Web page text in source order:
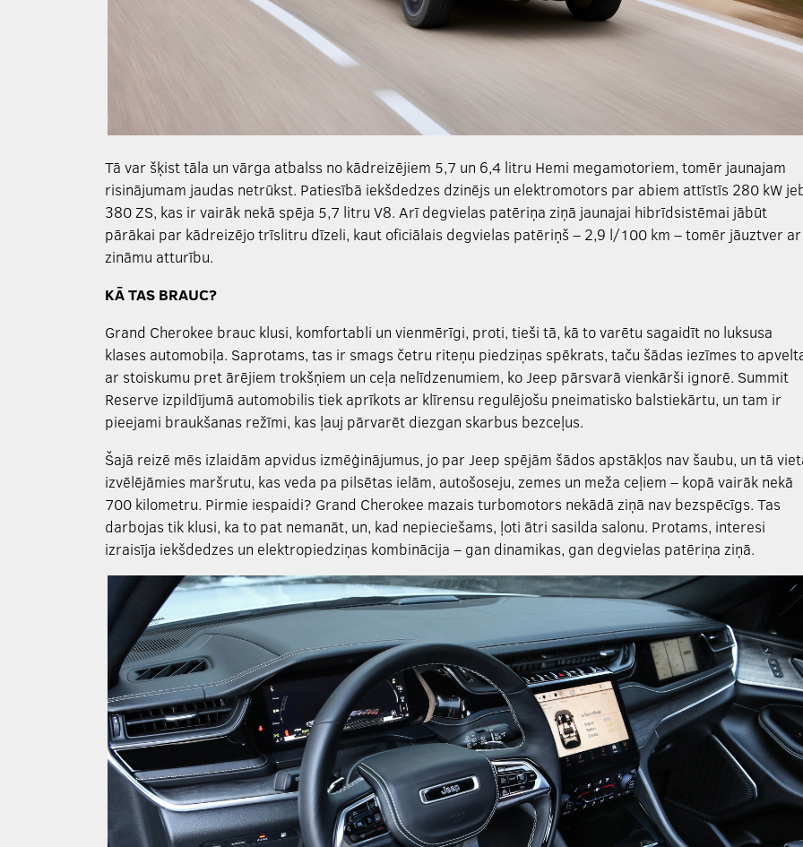
Tā var šķist tāla un vārga atbalss no kādreizējiem 5,7 un 6,4 litru Hemi megamotoriem, tomēr jaunajam
risinājumam jaudas netrūkst. Patiesībā iekšdedzes dzinējs un elektromotors par abiem attīstīs 280 kW
380 ZS, kas ir vairāk nekā spēja 5,7 litru V8. Arī degvielas patēriņa ziņā jaunajai hibrīdsistēmai jābūt
pārākai par kādreizējo trīslitru dīzeli, kaut oficiālais degvielas patēriņš – 2,9 l/100 km – tomēr jāuztver ar
zināmu atturību.
KĀ TAS BRAUC?
Grand Cherokee brauc klusi, komfortabli un vienmērīgi, proti, tieši tā, kā to varētu sagaidīt no luksusa
klases automobiļa. Saprotams, tas ir smags četru riteņu piedziņas spēkrats, taču šādas iezīmes to
ar stoiskumu pret ārējiem trokšņiem un ceļa nelīdzenumiem, ko Jeep pārsvarā vienkārši ignorē. Summit
Reserve izpildījumā automobilis tiek aprīkots ar klīrensu regulējošu pneimatisko balstiekārtu, un tam ir
pieejami braukšanas režīmi, kas ļauj pārvarēt diezgan skarbus bezceļus.
Šajā reizē mēs izlaidām apvidus izmēģinājumus, jo par Jeep spējām šādos apstākļos nav šaubu, un tā
izvēlējāmies maršrutu, kas veda pa pilsētas ielām, autošoseju, zemes un meža ceļiem – kopā vairāk nekā
700 kilometru. Pirmie iespaidi? Grand Cherokee mazais turbomotors nekādā ziņā nav bezspēcīgs. Tas
darbojas tik klusi, ka to pat nemanāt, un, kad nepieciešams, ļoti ātri sasilda salonu. Protams, interesi
izraisīja iekšdedzes un elektropiedziņas kombinācija – gan dinamikas, gan degvielas patēriņa ziņā.